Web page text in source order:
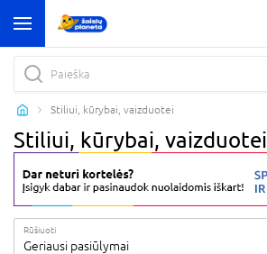
Stiliui, kūrybai, vaizduotei
Stiliui, kūrybai, vaizduotei
Rūšiuoti
Geriausi pasiūlymai